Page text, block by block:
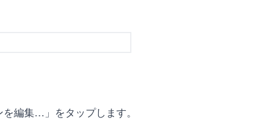
編集…」をタップします。